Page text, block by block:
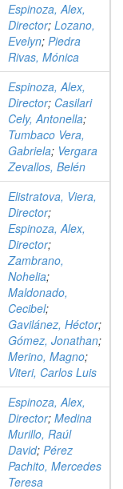
Espinoza, Alex,
Director; Lozano,
Evelyn; Piedra
Rivas, Mónica
Espinoza, Alex,
Director; Casilari
Cely, Antonella;
Tumbaco Vera,
Gabriela; Vergara
Zevallos, Belén
Elistratova, Viera,
Director;
Espinoza, Alex,
Director;
Zambrano,
Nohelia;
Maldonado,
Cecibel;
Gavilánez, Héctor;
Gómez, Jonathan;
Merino, Magno;
Viteri, Carlos Luis
Espinoza, Alex,
Director; Medina
Murillo, Raúl
David; Pérez
Pachito, Mercedes
Teresa